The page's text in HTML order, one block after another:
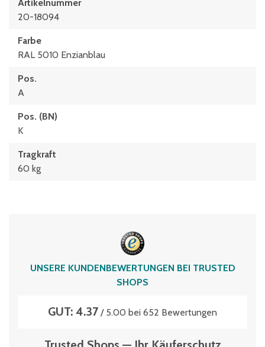
Artikelnummer
20-18094
Farbe
RAL 5010 Enzianblau
Pos.
A
Pos. (BN)
K
Tragkraft
60 kg
UNSERE KUNDENBEWERTUNGEN BEI TRUSTED
SHOPS
GUT: 4.37 / 5.00 bei 652 Bewertungen